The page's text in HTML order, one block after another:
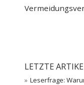
LETZTE
Leserfrage: